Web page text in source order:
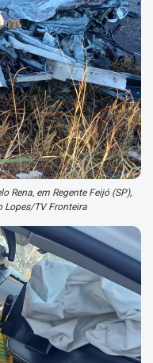
Rena, em Regente Feijó (SP),
Lopes/TV Fronteira